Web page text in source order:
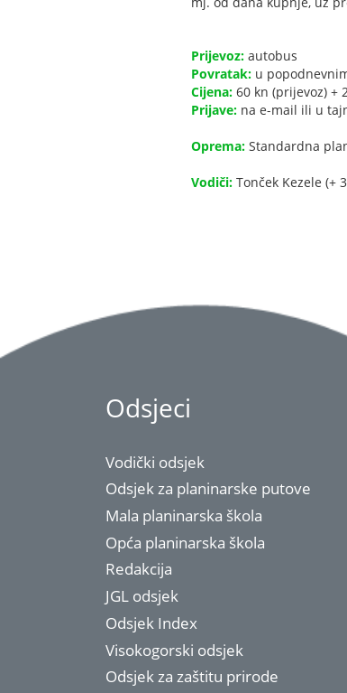
Prijevoz: autobus
Povratak: u
Cijena: 60 kn (prijevoz) +
Prijave: na e-mail ili u
Oprema: Standardna
Vodiči: Tonček Kezele (+
Odsjeci
Vodički odsjek
Odsjek za planinarske putove
Mala planinarska škola
Opća planinarska škola
Redakcija
JGL odsjek
Odsjek Index
Visokogorski odsjek
Odsjek za zaštitu prirode